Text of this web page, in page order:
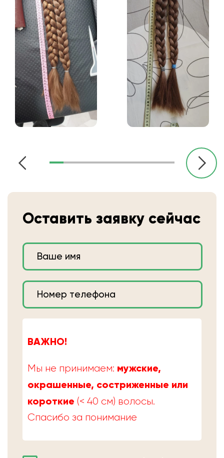
Оставить заявку сейчас
ВАЖНО!
Мы не принимаем: мужские,
окрашенные, состриженные или
короткие (< 40 см) волосы.
Спасибо за понимание